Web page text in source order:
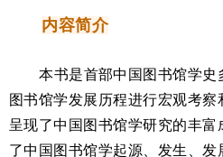
内容简介
本书是首部中国图书馆学史
图书馆学发展历程进行宏观考
呈现了中国图书馆学研究的丰
了中国图书馆学起源、发生、